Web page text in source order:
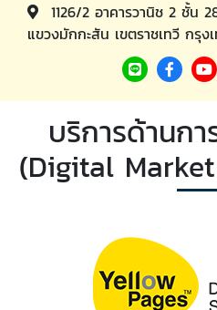
1126/2 อาคารวานิช 2 ชั้น
แขวงมักกะสัน เขตราชเทวี กรุ
บริการด้านก
(Digital